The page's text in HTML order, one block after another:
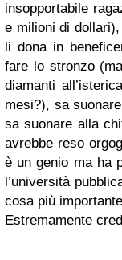
insopportabile
e milioni di
li dona in
fare lo stronzo
diamanti
mesi?), sa
sa suonare alla
avrebbe reso
è un genio ma ha
l’università
cosa più
Estremamente